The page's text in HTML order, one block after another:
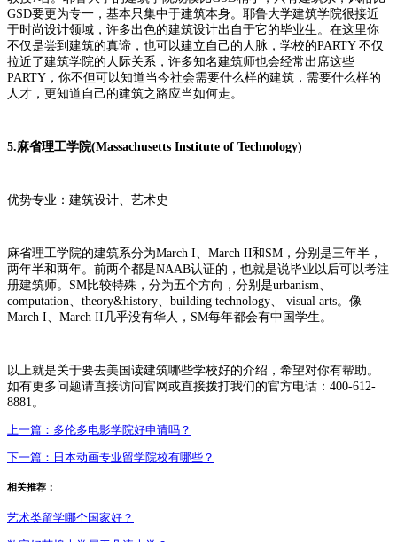
GSD要更为专一，基本只集中于建筑本身。耶鲁大学建筑学院很接近
于时尚设计领域，许多出色的建筑设计出自于它的毕业生。在这里你
不仅是尝到建筑的真谛，也可以建立自己的人脉，学校的PARTY 不仅
拉近了建筑学院的人际关系，许多知名建筑师也会经常出席这些
PARTY，你不但可以知道当今社会需要什么样的建筑，需要什么样的
人才，更知道自己的建筑之路应当如何走。
5.麻省理工学院(Massachusetts Institute of Technology)
优势专业：建筑设计、艺术史
麻省理工学院的建筑系分为March I、March II和SM，分别是三年半，
两年半和两年。前两个都是NAAB认证的，也就是说毕业以后可以考注
册建筑师。SM比较特殊，分为五个方向，分别是urbanism、
computation、theory&history、building technology、 visual arts。像
March I、March II几乎没有华人，SM每年都会有中国学生。
以上就是关于要去美国读建筑哪些学校好的介绍，希望对你有帮助。
如有更多问题请直接访问官网或直接拨打我们的官方电话：400-612-
8881。
上一篇： 多伦多电影学院好申请吗？
下一篇： 日本动画专业留学院校有哪些？
相关推荐：
艺术类留学哪个国家好？